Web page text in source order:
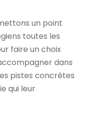
un point
toutes les
faire un choix
dans
pistes concrètes
qui leur